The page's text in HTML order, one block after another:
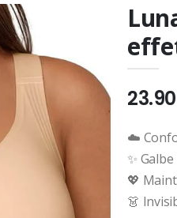
☁️
✨
💖
👗